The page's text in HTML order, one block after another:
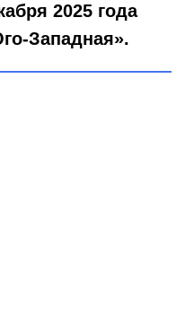
2025 года
Западная».